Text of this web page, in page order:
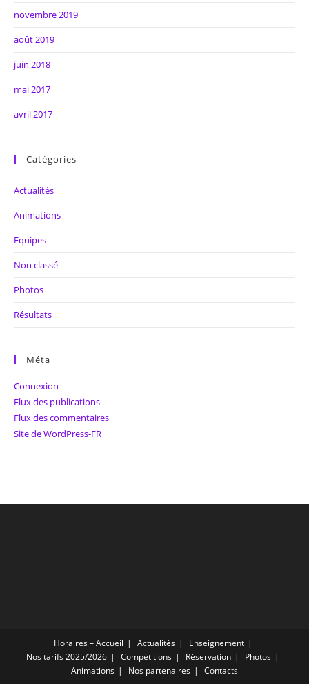
novembre 2019
août 2019
juin 2018
mai 2017
avril 2017
Catégories
Actualités
Animations
Equipes
Non classé
Photos
Résultats
Méta
Connexion
Flux des publications
Flux des commentaires
Site de WordPress-FR
Horaires – Accueil Actualités
Enseignement
Nos tarifs 2025/2026
Compétitions Réservation
Photos
Animations
Nos partenaires Contacts